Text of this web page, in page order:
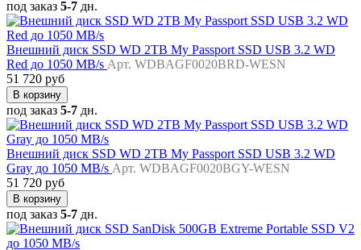
под заказ 5-7 дн.
Внешний диск SSD WD 2TB My Passport SSD USB 3.2 WD
Red до 1050 MB/s Арт. WDBAGF0020BRD-WESN
51 720 руб
В корзину
под заказ 5-7 дн.
Внешний диск SSD WD 2TB My Passport SSD USB 3.2 WD
Gray до 1050 MB/s Арт. WDBAGF0020BGY-WESN
51 720 руб
В корзину
под заказ 5-7 дн.